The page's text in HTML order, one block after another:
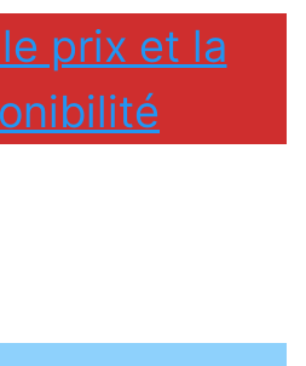
prix et la